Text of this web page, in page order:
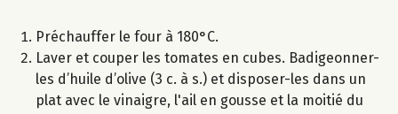
Préchauffer le four à 180°C.
Laver et couper les tomates en cubes. Badigeonner-
les d’huile d’olive (3 c. à s.) et disposer-les dans un
plat avec le vinaigre, l'ail en gousse et la moitié du